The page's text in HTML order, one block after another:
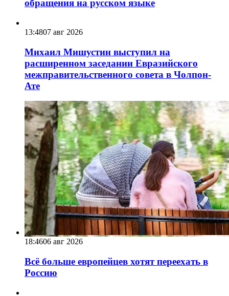
обращения на русском языке
13:4807 авг 2026
Михаил Мишустин выступил на
расширенном заседании Евразийского
межправительственного совета в Чолпон-
Ате
18:4606 авг 2026
Всё больше европейцев хотят переехать в
Россию